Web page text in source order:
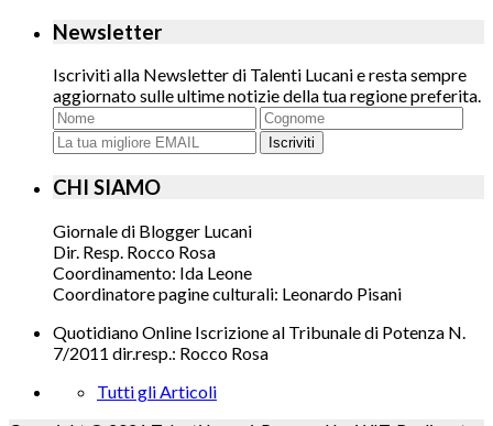
Newsletter
Iscriviti alla Newsletter di Talenti Lucani e resta sempre
aggiornato sulle ultime notizie della tua regione preferita.
Iscriviti
CHI SIAMO
Giornale di Blogger Lucani
Dir. Resp. Rocco Rosa
Coordinamento: Ida Leone
Coordinatore pagine culturali: Leonardo Pisani
Quotidiano Online Iscrizione al Tribunale di Potenza N.
7/2011 dir.resp.: Rocco Rosa
Tutti gli Articoli